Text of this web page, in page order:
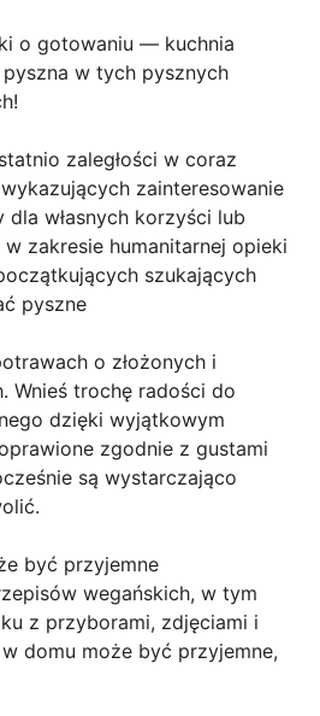
o gotowaniu — kuchnia
w tych pysznych
zaległości w coraz
zainteresowanie
własnych korzyści lub
zakresie humanitarnej opieki
szukających
pyszne
o złożonych i
Wnieś trochę radości do
dzięki wyjątkowym
zgodnie z gustami
są wystarczająco
być przyjemne
wegańskich, w tym
z przyborami, zdjęciami i
domu może być przyjemne,